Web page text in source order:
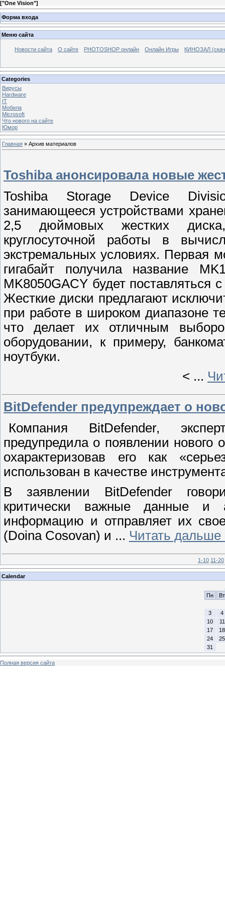
["One Vision"]
Форма входа
Меню сайта
Новости сайта О сайте PHOTOSHOP онлайн Онлайн Игры КИНОЗАЛ
Categories
Вирусы
Hardware
IT
Мобила
Microsoft
Что нового на сайте
Юмор
Главная » Архив материалов
Toshiba анонсировала новые
Toshiba Storage Device
занимающееся устройствами
2,5 дюймовых жестких
круглосуточной работы в
экстремальных условиях. Первая
гигабайт получила название
MK8050GACY будет поставляться
Жесткие диски предлагают
при работе в широком диапазоне
что делает их отличным
оборудовании, к примеру,
ноутбуки.
< ...
BitDefender предупреждает о
Компания BitDefender,
предупредила о появлении нового
охарактеризовав его как
использован в качестве
В заявлении BitDefender
критически важные данные и
информацию и отправляет их
(Doina Cosovan) и ... Читать дальше
1-10 11-20
Calendar
Пн
Вт
3
4
10
11
17
18
24
25
31
Полная версия сайта